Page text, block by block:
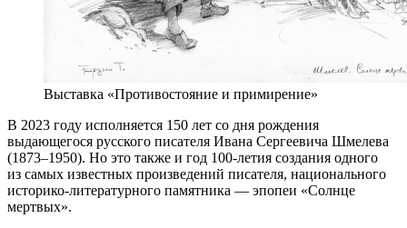
Выставка «Противостояние и примирение»
В 2023 году исполняется 150 лет со дня рождения
выдающегося русского писателя Ивана Сергеевича Шмелева
(1873–1950). Но это также и год 100-летия создания одного
из самых известных произведений писателя, национального
историко-литературного памятника — эпопеи «Солнце
мертвых».